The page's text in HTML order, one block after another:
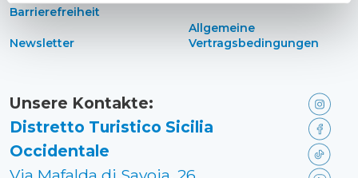
Barrierefreiheit
Newsletter
Allgemeine
Vertragsbedingungen
Unsere Kontakte:
Distretto Turistico Sicilia
Occidentale